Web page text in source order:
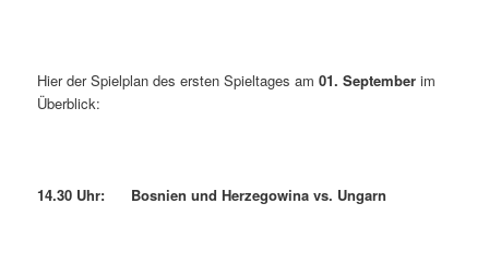
Hier der Spielplan des ersten Spieltages am01. September im
Überblick:
14.30 Uhr: Bosnien und Herzegowina vs. Ungarn